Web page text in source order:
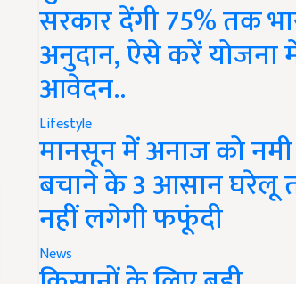
सरकार देंगी 75% तक
अनुदान, ऐसे करें योजना
आवेदन..
Lifestyle
मानसून में अनाज को
बचाने के 3 आसान घरेलू
नहीं लगेगी फफूंदी
News